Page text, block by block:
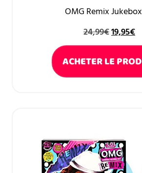
OMG Remix
24,99€19,95€
ACHETER LE